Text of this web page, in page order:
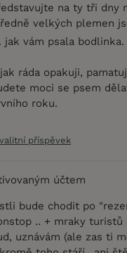
na ty tři dny
velkých plemen
jak vám psala bodlinka.
ráda opakuji,
moci se psem
roku.
příspěvek
účtem
bude chodit po
.. + mraky
uznávám (ale zas ti